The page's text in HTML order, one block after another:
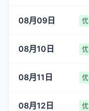
08月09日 优
08月10日 优
08月11日 优
08月12日 优